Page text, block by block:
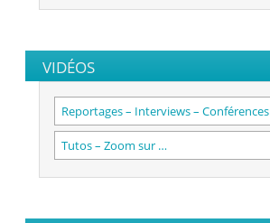
VIDÉOS
Reportages – Interviews – Conférences
Tutos – Zoom sur …